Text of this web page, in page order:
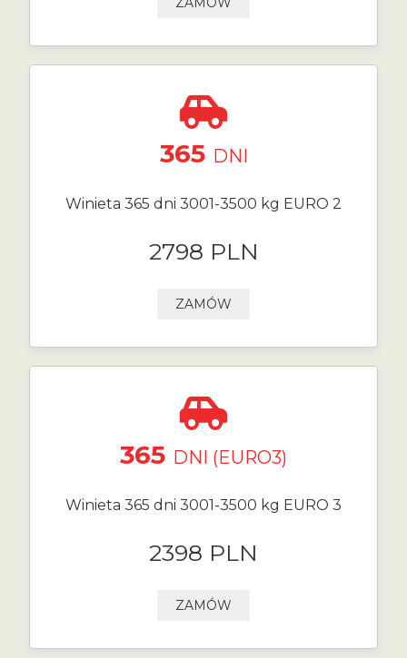
365 DNI
Winieta 365 dni 3001-3500 kg EURO 2
2798 PLN
ZAMÓW
365 DNI (EURO3)
Winieta 365 dni 3001-3500 kg EURO 3
2398 PLN
ZAMÓW